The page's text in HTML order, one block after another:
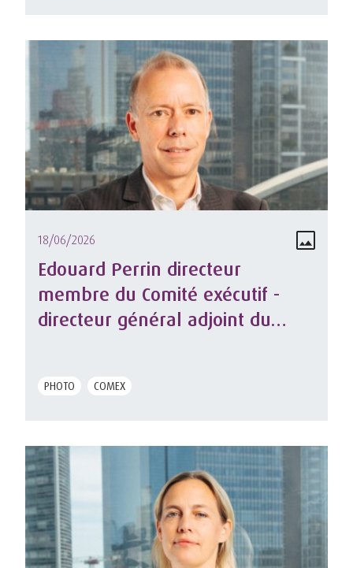
18/06/2026
Edouard Perrin directeur
membre du Comité exécutif -
directeur général adjoint du
épargne retraite.
PHOTO COMEX